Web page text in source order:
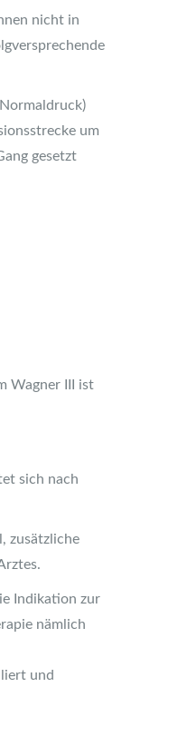
nicht in
um
gesetzt
Wagner III ist
sich nach
zusätzliche
Indikation zur
nämlich
und